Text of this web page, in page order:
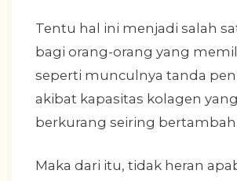
Tentu hal ini menjadi salah
bagi orang-orang yang
seperti munculnya tanda
akibat kapasitas kolagen
berkurang seiring
Maka dari itu, tidak heran